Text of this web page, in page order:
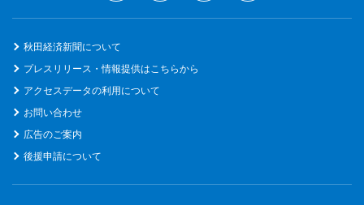
秋田経済新聞について
プレスリリース・情報提供はこちらから
アクセスデータの利用について
お問い合わせ
広告のご案内
後援申請について